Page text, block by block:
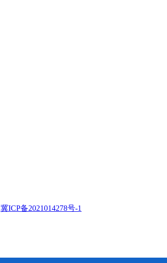
冀ICP备2021014278号-1